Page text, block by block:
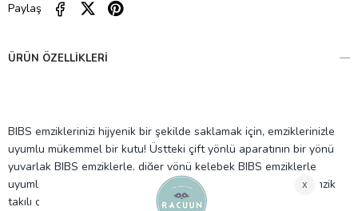
Paylaş
ÜRÜN ÖZELLIKLERI
BIBS emziklerinizi hijyenik bir şekilde saklamak için, emziklerinizle
uyumlu mükemmel bir kutu! Üstteki çift yönlü aparatının bir yönü
yuvarlak BIBS emziklerle, diğer yönü kelebek BIBS emziklerle
uyumlu olarak tasarlanmıştır. Bu şekilde ara aparatı ile tek emzik
takılı olarak kullandığınızda, emzik askısı ile birlikte